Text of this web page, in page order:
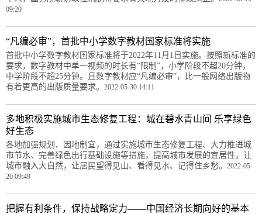
09:20
“凡编必审”，首批中小学数字教材国家标准将实施
首批中小学数字教材国家标准将于2022年11月1日实施。按照新标准的
要求，数字教材中单一视频的时长有“限制”，小学阶段不超20分钟，
中学阶段不超25分钟。且数字教材应“凡编必审”，比一般网络出版物
有着更高的出版质量要求。 2022-05-30 14:11
多地积极实施城市生态修复工程：城在碧水青山间 乐享绿色
好生态
各地加强规划、因地制宜，通过实施城市生态修复工程、大力推进城
市节水、完善绿色出行基础设施等措施，提高城市发展的宜居性，让
城市融入大自然，让居民望得见山、看得见水、记得住乡愁。 2022-05-
20 09:49
把握有利条件，保持战略定力——中国经济长期向好的基本